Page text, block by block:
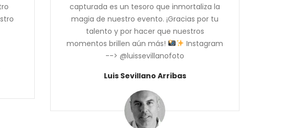
capturada es un tesoro que inmortaliza la
magia de nuestro evento. ¡Gracias por tu
talento y por hacer que nuestros
momentos brillen aún más!
Instagram
--> @luissevillanofoto
Luis Sevillano Arribas